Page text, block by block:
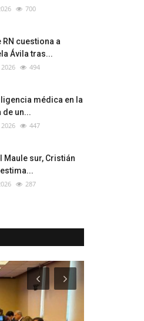
700
RN cuestiona a
Ávila tras...
494
médica en la
de un...
447
Maule sur, Cristián
287